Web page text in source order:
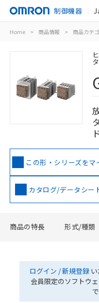
制御機器
Home > 商品情報 > 商品カテ
タ
この形・シリーズを
カタログ/データシー
商品の特長 形式/種類
ログイン / 新規登録
会員限定のソフトウ